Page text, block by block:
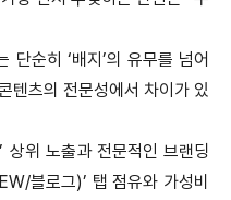
단순히 ‘배지’의 유무를 넘어
텐츠의 전문성에서 차이가 있
상위 노출과 전문적인 브랜딩
블로그)’ 탭 점유와 가성비